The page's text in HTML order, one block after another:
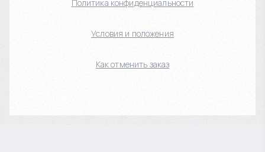
Политика конфиденциальности
Условия и положения
Как отменить заказ